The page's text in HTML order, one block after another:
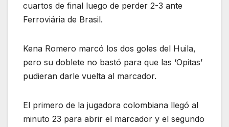
cuartos de final luego de perder 2-3 ante
Ferroviária de Brasil.
Kena Romero marcó los dos goles del Huila,
pero su doblete no bastó para que las ‘Opitas’
pudieran darle vuelta al marcador.
El primero de la jugadora colombiana llegó al
minuto 23 para abrir el marcador y el segundo